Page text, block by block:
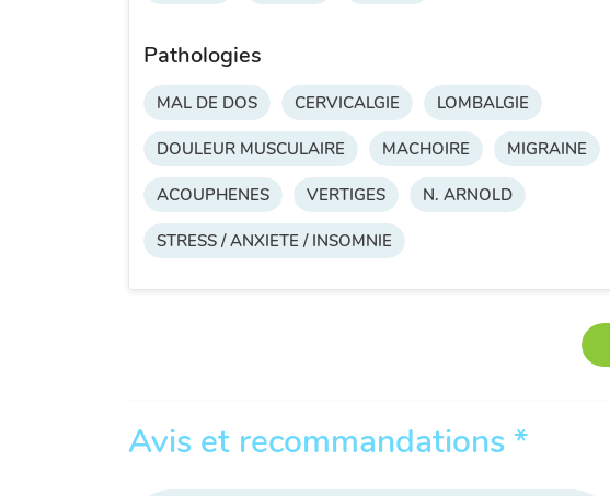
Pathologies
MAL DE DOS CERVICALGIE LOMBALGIE
DOULEUR MUSCULAIRE MACHOIRE MIGRAINE
ACOUPHENES VERTIGES N. ARNOLD
STRESS / ANXIETE / INSOMNIE
Avis et recommandations *